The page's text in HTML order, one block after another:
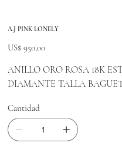
A.J PINK LONELY
US$ 950,00
ANILLO ORO ROSA 18K
DIAMANTE TALLA
Cantidad